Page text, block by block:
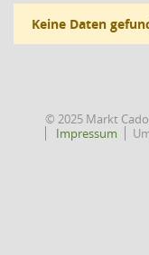
Keine Daten
© 2025 Markt
Impressum